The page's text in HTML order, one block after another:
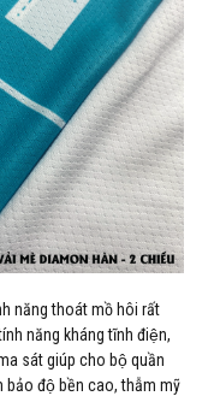
năng thoát mồ hôi rất
năng kháng tĩnh điện,
sát giúp cho bộ quần
bảo độ bền cao, thẫm mỹ